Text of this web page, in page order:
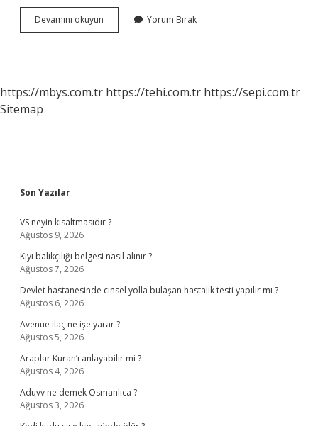
Devamını okuyun
Kestiren
Yorum Bırak
https://mbys.com.tr https://tehi.com.tr https://sepi.com.tr
Sitemap
Sidebar
Son Yazılar
VS neyin kısaltmasıdır ?
Ağustos 9, 2026
Kıyı balıkçılığı belgesi nasıl alınır ?
Ağustos 7, 2026
Devlet hastanesinde cinsel yolla bulaşan hastalık testi yapılır mı ?
Ağustos 6, 2026
Avenue ilaç ne işe yarar ?
Ağustos 5, 2026
Araplar Kuran’ı anlayabilir mi ?
Ağustos 4, 2026
Aduvv ne demek Osmanlıca ?
Ağustos 3, 2026